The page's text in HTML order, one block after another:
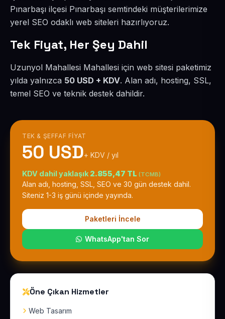
Pınarbaşı ilçesi Pınarbaşı semtindeki müşterilerimize
yerel SEO odaklı web siteleri hazırlıyoruz.
Tek Fiyat, Her Şey Dahil
Uzunyol Mahallesi Mahallesi için web sitesi paketimiz
yılda yalnızca 50 USD + KDV. Alan adı, hosting, SSL,
temel SEO ve teknik destek dahildir.
TEK & ŞEFFAF FIYAT
50 USD+ KDV / yıl
KDV dahil yaklaşık 2.855,47 TL (TCMB)
Alan adı, hosting, SSL, SEO ve 30 gün destek dahil.
Siteniz 1-3 iş günü içinde yayında.
Paketleri İncele
WhatsApp'tan Sor
Öne Çıkan Hizmetler
Web Tasarım